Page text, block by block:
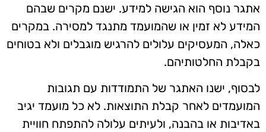
אתגר נוסף הוא הגישה למידע. ישנם מקרים שבהם
המידע לא זמין או שהמועמד מתנגד למסירה. במקרים
כאלה, המעסיקים עלולים להרגיש מוגבלים ולא בטוחים
בקבלת החלטותיהם.
לבסוף, ישנו האתגר של התמודדות עם תגובות
המועמדים לאחר קבלת התוצאות. לא כל מועמד יגיב
באדיבות או בהבנה, ולעיתים עלולה להתפתח חוויית